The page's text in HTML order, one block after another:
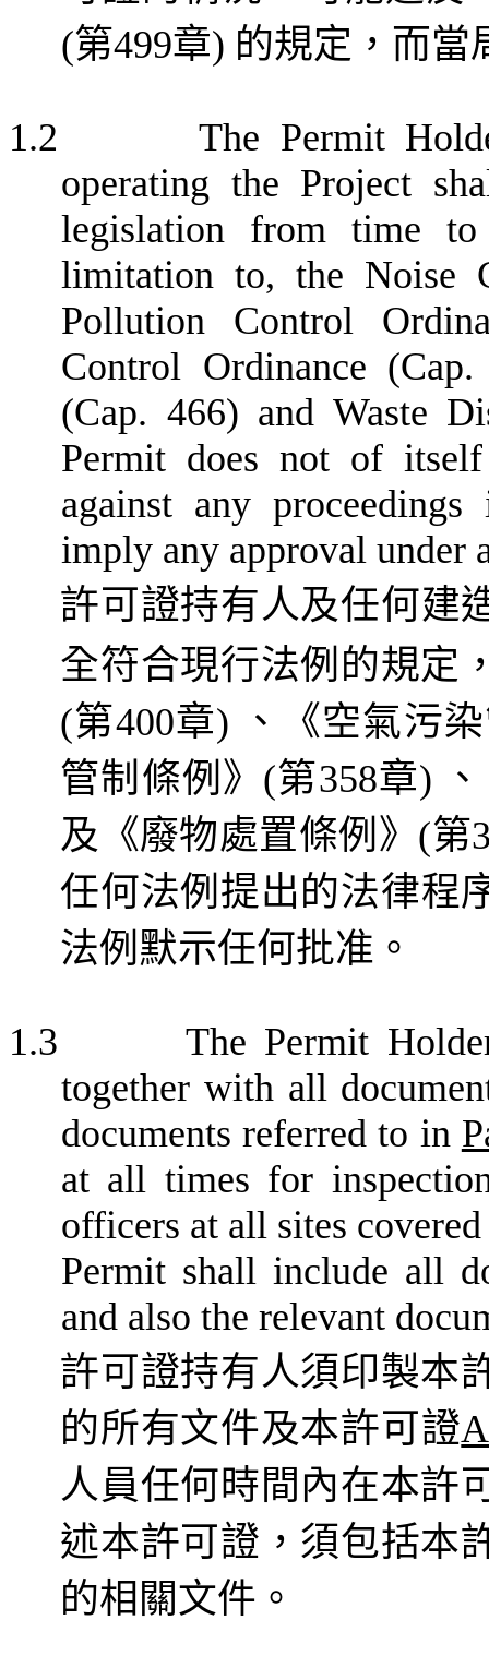
(第499章) 的規定，而當
1.2
The Permit
operating the Project
legislation from time
limitation to, the Noise
Pollution Control
Control Ordinance
(Cap. 466) and Waste
Permit does not of
against any
imply any approval under
許可證持有人及任何建
全符合現行法例的規定
(第400章)
、《空氣污
管制條例》 (第358章)
及《廢物處置條例》 (第
任何法例提出的法律程
法例默示任何批准。
1.3
The Permit
together with all
documents referred to in
at all times for
officers at all sites
Permit shall include all
and also the relevant
許可證持有人須印製本
的所有文件及本許可證A
人員任何時間內在本許
述本許可證，須包括本
的相關文件。